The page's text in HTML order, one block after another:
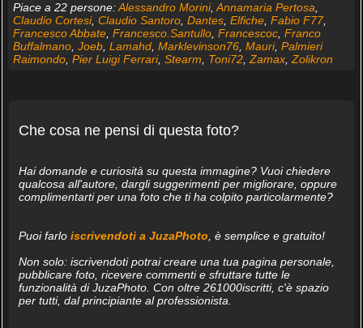
Piace a 22 persone:Alessandro Morini, Annamaria Pertosa
Claudio Cortesi, Claudio Santoro, Dantes, Elfiche, Fabio F77,
Francesco Abbate, Francesco.Santullo, Francescoc, Franco
Buffalmano, Joeb, Lamahd, Marklevinson76, Mauri, Palmieri
Raimondo, Pier Luigi Ferrari, Stearm Toni72, Zamax, Zolikron
Che cosa ne pensi di questa foto?
Hai domande e curiosità su questa immagine? Vuoi chiedere
qualcosa all'autore, dargli suggerimenti per migliorare, oppure
complimentarti per una foto che ti ha colpito particolarmente?
Puoi farlo iscrivendoti a JuzaPhoto , è semplice e gratuito!
Non solo: iscrivendoti potrai creare una tua pagina personale,
pubblicare foto, ricevere commenti e sfruttare tutte le
funzionalità di JuzaPhoto. Con oltre 261000iscritti, c'è spazio
per tutti, dal principiante al professionista.